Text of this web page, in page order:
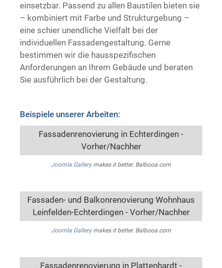
einsetzbar. Passend zu allen Baustilen bieten sie
– kombiniert mit Farbe und Strukturgebung –
eine schier unendliche Vielfalt bei der
individuellen Fassadengestaltung. Gerne
bestimmen wir die hausspezifischen
Anforderungen an Ihrem Gebäude und beraten
Sie ausführlich bei der Gestaltung.
Beispiele unserer Arbeiten:
Fassadenrenovierung in Echterdingen -
Vorher/Nachher
Joomla Gallerymakes it better. Balbooa.com
Fassaden- und Balkonrenovierung Wohnhaus
Leinfelden-Echterdingen - Vorher/Nachher
Joomla Gallerymakes it better. Balbooa.com
Fassadenrenovierung in Plattenhardt -